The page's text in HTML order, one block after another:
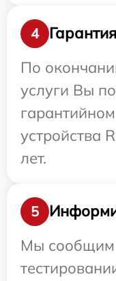
4
Гарантия
По
услуги Вы
устройства
лет.
5
Мы сообщим